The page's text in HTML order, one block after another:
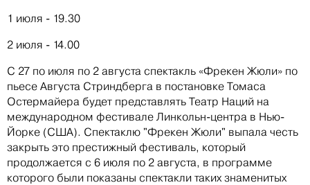
1 июля - 19.30
2 июля - 14.00
С 27 по июля по 2 августа спектакль «Фрекен Жюли» по
пьесе Августа Стриндберга в постановке Томаса
Остермайера будет представлять Театр Наций на
международном фестивале Линкольн-центра в Нью-
Йорке (США). Спектаклю "Фрекен Жюли" выпала честь
закрыть это престижный фестиваль, который
продолжается с 6 июля по 2 августа, в программе
которого были показаны спектакли таких знаменитых